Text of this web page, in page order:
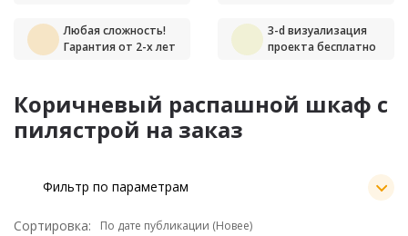
Любая сложность!
Гарантия от 2-х лет
3-d визуализация
проекта бесплатно
Коричневый распашной шкаф с
пилястрой на заказ
Фильтр по параметрам
Сортировка: